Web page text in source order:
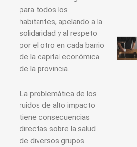
para todos los
habitantes, apelando a la
solidaridad y al respeto
por el otro en cada barrio
de la capital económica
de la provincia.
La problemática de los
ruidos de alto impacto
tiene consecuencias
directas sobre la salud
de diversos grupos